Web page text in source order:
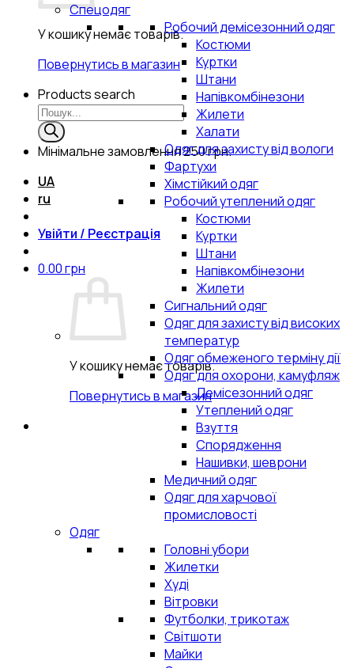
У кошику немає товарів.
Повернутись в магазин
Products search
Мінімальне замовлення250 грн.
UA
ru
Увійти / Реєстрація
0.00грн
У кошику немає товарів.
Повернутись в магазин
Спецодяг
Робочий демісезонний одяг
Костюми
Куртки
Штани
Напівкомбінезони
Жилети
Халати
Одяг для захисту від вологи
Фартухи
Хімстійкий одяг
Робочий утеплений одяг
Костюми
Куртки
Штани
Напівкомбінезони
Жилети
Сигнальний одяг
Одяг для захисту від високих
температур
Одяг обмеженого терміну дії
Одяг для охорони, камуфляж
Демісезонний одяг
Утеплений одяг
Взуття
Спорядження
Нашивки, шеврони
Медичний одяг
Одяг для харчової
промисловості
Одяг
Головні убори
Жилетки
Худі
Вітровки
Футболки, трикотаж
Світшоти
Майки